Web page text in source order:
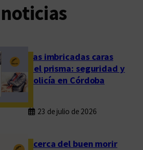
Las imbricadas caras
del prisma: seguridad y
policía en Córdoba
23 de julio de 2026
Acerca del buen morir